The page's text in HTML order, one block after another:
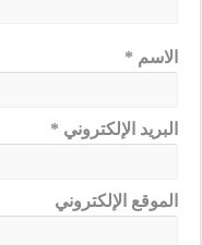
الاسم *
البريد الإلكتروني *
الموقع الإلكتروني